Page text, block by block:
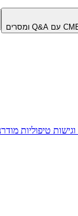
טיפוליות